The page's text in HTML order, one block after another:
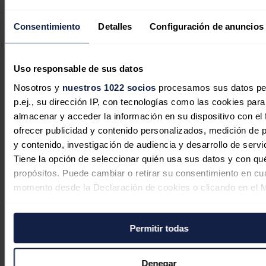
Consentimiento Detalles Configuración de anuncios
Uso responsable de sus datos
Nosotros y nuestros 1022 socios procesamos sus datos
p.ej., su dirección IP, con tecnologías como las cookies para
almacenar y acceder la información en su dispositivo con el
ofrecer publicidad y contenido personalizados, medición de
y contenido, investigación de audiencia y desarrollo de
Tiene la opción de seleccionar quién usa sus datos y con
propósitos. Puede cambiar o retirar su consentimiento en
momento desde la Declaración de cookies o clicando en el
Si lo permite, también quisiéramos:
Recopilar información sobre su ubicación geográfica
puede tener una precisión de varios metros
Permitir todas
Denegar
estaciones de servicio al final del periodo.
hasta los cuatro millones.
Noticias relacionadas